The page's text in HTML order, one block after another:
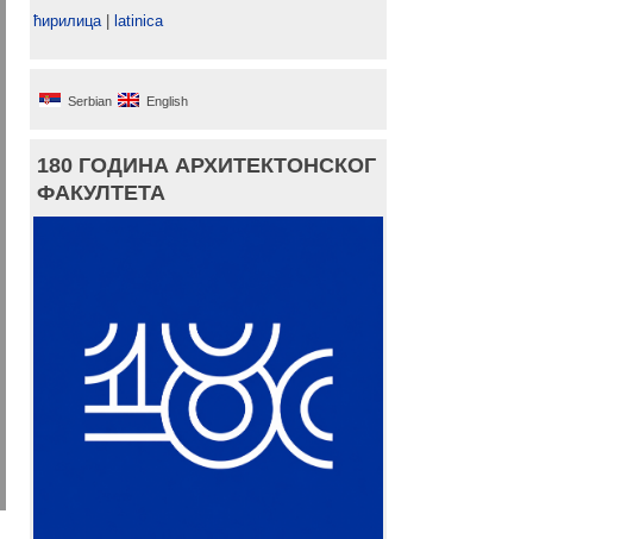
ћирилица| latinica
Serbian English
180 ГОДИНА АРХИТЕКТОНСКОГ
ФАКУЛТЕТА